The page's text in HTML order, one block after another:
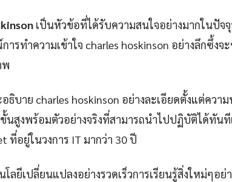
เป็นหัวข้อที่ได้รับความสนใจอย่างมากในปั
ารทำความเข้าใจ charles hoskinson อย่างลึกซึ้ง
พ
ธิบาย charles hoskinson อย่างละเอียดตั้งแต่ควา
นสูงพร้อมตัวอย่างจริงที่สามารถนำไปปฏิบัติได้ทัน
ที่อยู่ในวงการ IT มากว่า 30 ปี
ลยีเปลี่ยนแปลงอย่างรวดเร็วการเรียนรู้สิ่งใหม่ๆอย่